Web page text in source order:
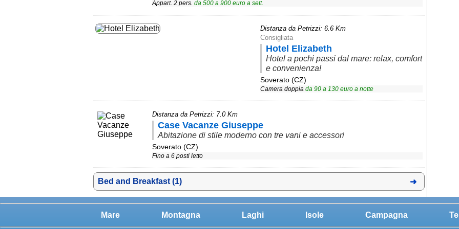
Appart. 2 pers. da 500a 900euro a sett.
Distanza da Petrizzi: 6.6 Km
Consigliata
Hotel Elizabeth
Hotel a pochi passi dal mare: relax, comfort
e convenienza!
Soverato (CZ)
Camera doppia da 90a 130euro a notte
Distanza da Petrizzi: 7.0 Km
Case Vacanze Giuseppe
Abitazione di stile moderno con tre vani e accessori
Soverato (CZ)
Fino a 6 posti letto
Bed and Breakfast (1)
Mare Montagna Laghi Isole Campagna